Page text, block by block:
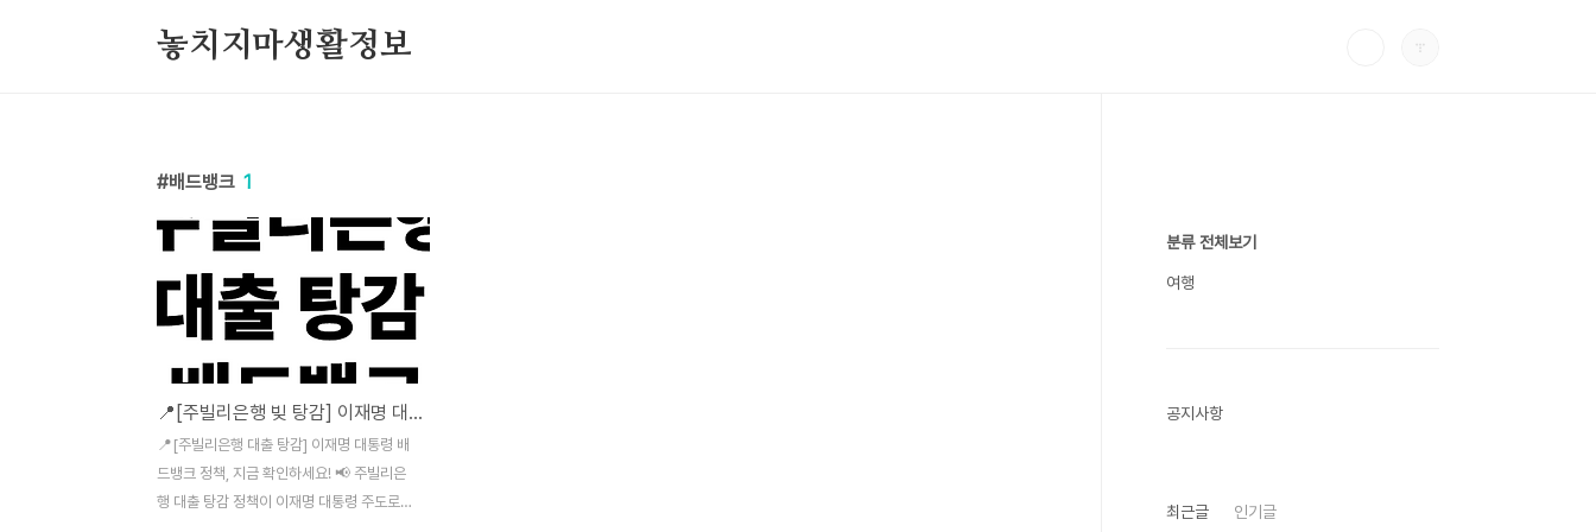
놓치지마생활정보
배드뱅크 1
📍[주빌리은행 빚 탕감] 이재명 대통령 배드뱅크 정책, 지금 확인하세요
📍[주빌리은행 대출 탕감] 이재명 대통령 배
드뱅크 정책, 지금 확인하세요! 📢 주빌리은
행 대출 탕감 정책이 이재명 대통령 주도로
분류 전체보기
여행
공지사항
최근글 인기글